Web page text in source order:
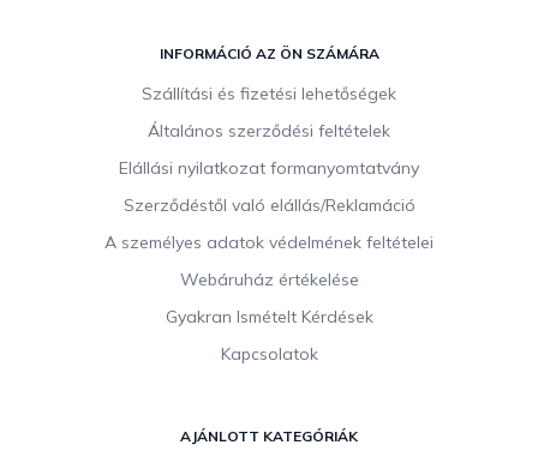
INFORMÁCIÓ AZ ÖN SZÁMÁRA
Szállítási és fizetési lehetőségek
Általános szerződési feltételek
Elállási nyilatkozat formanyomtatvány
Szerződéstől való elállás/Reklamáció
A személyes adatok védelmének feltételei
Webáruház értékelése
Gyakran Ismételt Kérdések
Kapcsolatok
AJÁNLOTT KATEGÓRIÁK